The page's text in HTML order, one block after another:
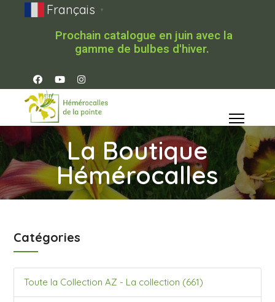
Français ▼
Prochain catalogue en juin avec la
gamme de bulbes d'hiver.
La Boutique
Hémérocalles
Catégories
Toute la Collection AZ - La collection (661)